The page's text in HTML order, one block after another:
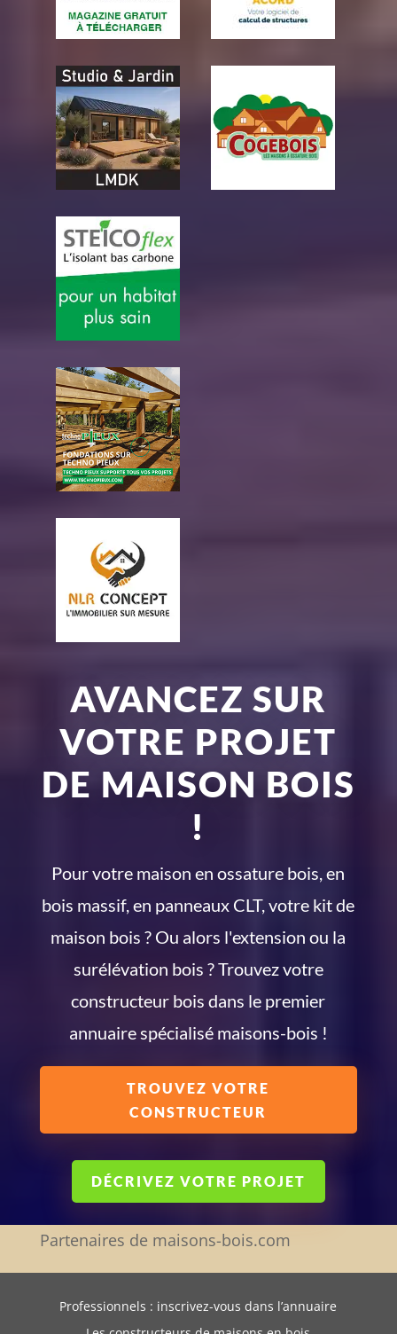
AVANCEZ SUR
VOTRE PROJET
DE MAISON BOIS
!
Pour votre maison en ossature bois, en
bois massif, en panneaux CLT, votre kit de
maison bois ? Ou alors l'extension ou la
surélévation bois ? Trouvez votre
constructeur bois dans le premier
annuaire spécialisé maisons-bois !
TROUVEZ VOTRE
CONSTRUCTEUR
DÉCRIVEZ VOTRE PROJET
Partenaires de maisons-bois.com
Professionnels : inscrivez-vous dans l’annuaire